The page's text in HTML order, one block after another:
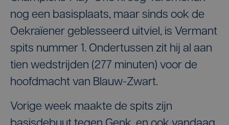
nog een basisplaats, maar sinds ook de
Oekraïener geblesseerd uitviel, is Vermant
spits nummer 1. Ondertussen zit hij al aan
tien wedstrijden (277 minuten) voor de
hoofdmacht van Blauw-Zwart.
Vorige week maakte de spits zijn